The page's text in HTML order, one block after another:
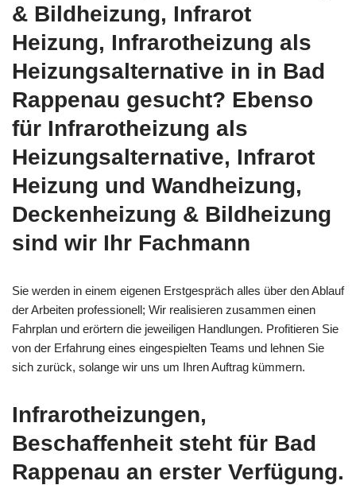
& Bildheizung, Infrarot
Heizung, Infrarotheizung als
Heizungsalternative in in Bad
Rappenau gesucht? Ebenso
für Infrarotheizung als
Heizungsalternative, Infrarot
Heizung und Wandheizung,
Deckenheizung & Bildheizung
sind wir Ihr Fachmann
Sie werden in einem eigenen Erstgespräch alles über den Ablauf
der Arbeiten professionell; Wir realisieren zusammen einen
Fahrplan und erörtern die jeweiligen Handlungen. Profitieren Sie
von der Erfahrung eines eingespielten Teams und lehnen Sie
sich zurück, solange wir uns um Ihren Auftrag kümmern.
Infrarotheizungen,
Beschaffenheit steht für Bad
Rappenau an erster Verfügung.